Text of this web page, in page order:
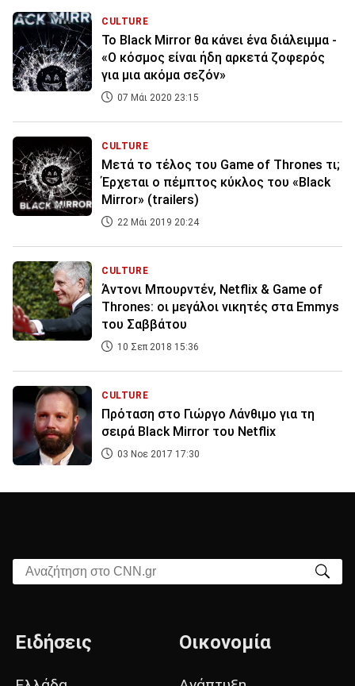
CULTURE
Το Black Mirror θα κάνει ένα διάλειμμα -
«O κόσμος είναι ήδη αρκετά ζοφερός
για μια ακόμα σεζόν»
07 Μάι 2020 23:15
CULTURE
Μετά το τέλος του Game of Thrones τι;
Έρχεται o πέμπτος κύκλος του «Black
Mirror» (trailers)
22 Μάι 2019 20:24
CULTURE
Άντονι Μπουρντέν, Νetflix & Game of
Thrones: οι μεγάλοι νικητές στα Emmys
του Σαββάτου
10 Σεπ 2018 15:36
CULTURE
Πρόταση στο Γιώργο Λάνθιμο για τη
σειρά Black Mirror του Netflix
03 Νοε 2017 17:30
Αναζήτηση στο CNN.gr
Ειδήσεις Οικονομία